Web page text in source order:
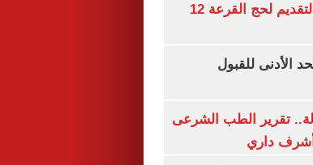
وزارة الداخلية تعلن بدء التقديم لحج القرعة 12
الأدنى للقبول
تقرير الطب الشرعى
داري